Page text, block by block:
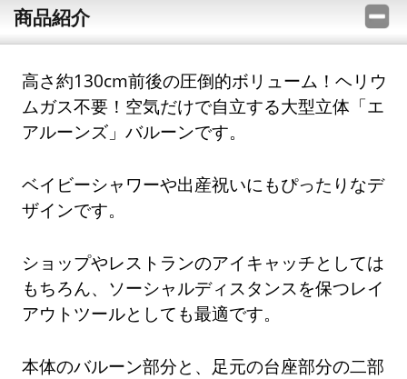
商品紹介
高さ約130cm前後の圧倒的ボリューム！ヘリウ
ムガス不要！空気だけで自立する大型立体「エ
アルーンズ」バルーンです。
ベイビーシャワーや出産祝いにもぴったりなデ
ザインです。
ショップやレストランのアイキャッチとしては
もちろん、ソーシャルディスタンスを保つレイ
アウトツールとしても最適です。
本体のバルーン部分と、足元の台座部分の二部